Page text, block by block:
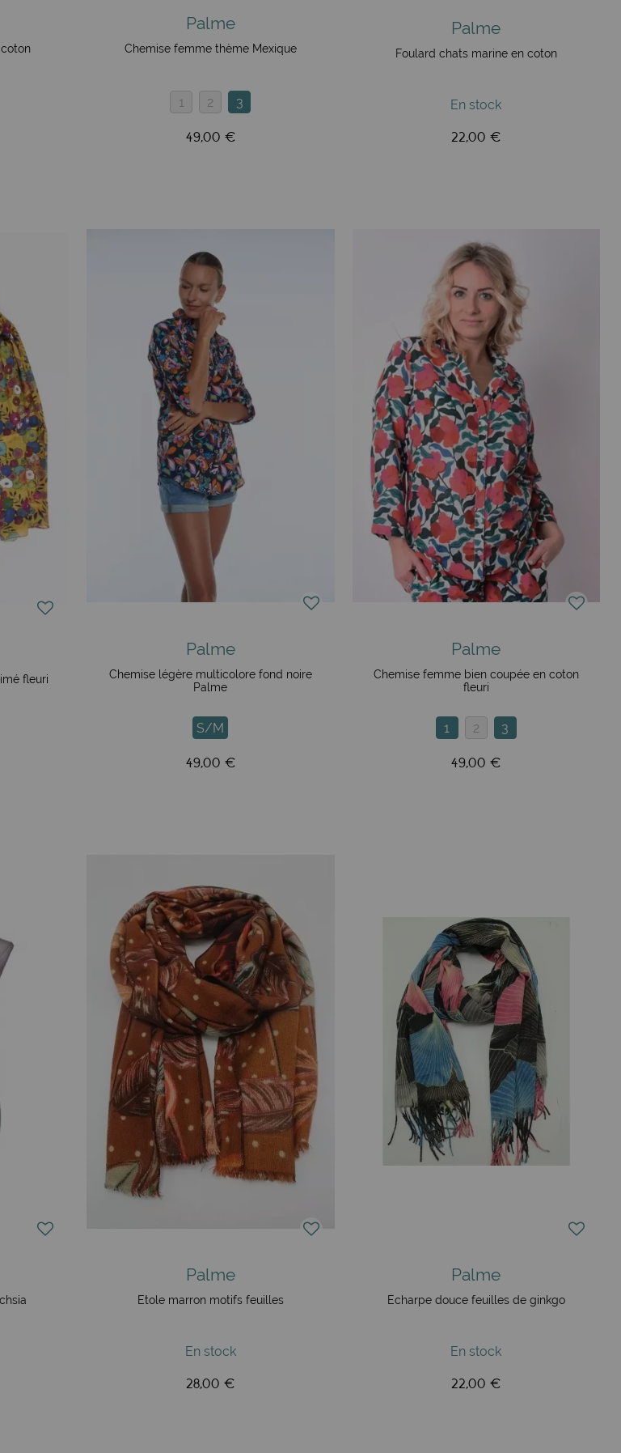
Palme
Chemise femme thème Mexique
1 2 3
49,00 €
Palme
Foulard chats marine en coton
En stock
22,00 €
fleuri
Palme
Chemise légère multicolore fond noire
Palme
S/M
49,00 €
Palme
Chemise femme bien coupée en coton
fleuri
1 2 3
49,00 €
Palme
Etole marron motifs feuilles
En stock
28,00 €
Palme
Écharpe douce feuilles de ginkgo
En stock
22,00 €